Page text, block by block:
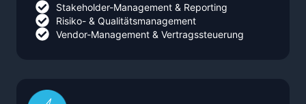
Stakeholder-Management & Reporting
Risiko- & Qualitätsmanagement
Vendor-Management & Vertragssteuerung